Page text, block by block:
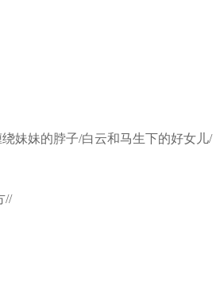
妹妹的脖子/白云和马生下的好女儿/
//